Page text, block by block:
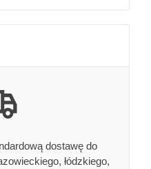
dostawę do
łódzkiego,